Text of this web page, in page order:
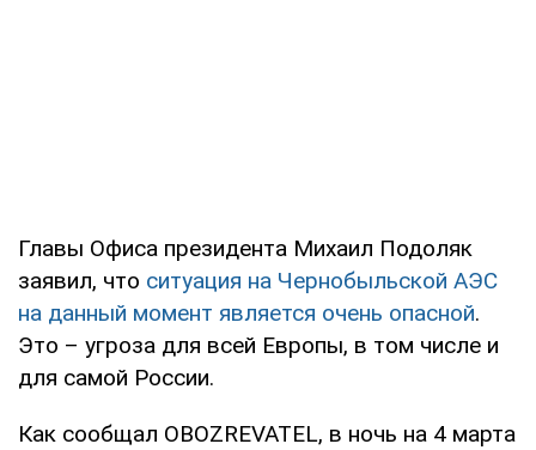
Главы Офиса президента Михаил Подоляк
заявил, что ситуация на Чернобыльской АЭС
на данный момент является очень опасной.
Это – угроза для всей Европы, в том числе и
для самой России.
Как сообщал OBOZREVATEL, в ночь на 4 марта